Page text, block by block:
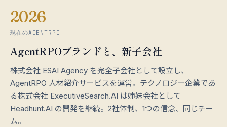
2026
現在のAGENTRPO
AgentRPOブランドと、新子会社
株式会社 ESAI Agency を完全子会社として設立し、
AgentRPO 人材紹介サービスを運営。テクノロジー企業であ
る株式会社 ExecutiveSearch.AI は姉妹会社として
Headhunt.AI の開発を継続。2社体制、1つの信念、同じチー
ム。